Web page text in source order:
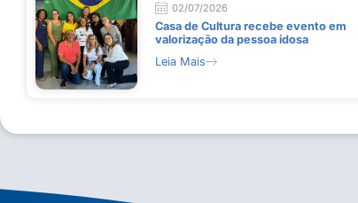
02/07/2026
Casa de Cultura recebe evento em
valorização da pessoa idosa
Leia Mais